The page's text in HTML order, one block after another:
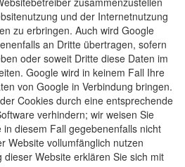
und der Internetnutzung
zu erbringen. Auch wird Google
an Dritte übertragen, sofern
oder soweit Dritte diese Daten im
Google wird in keinem Fall Ihre
von Google in Verbindung bringen.
Cookies durch eine entsprechende
verhindern; wir weisen Sie
diesem Fall gegebenenfalls nicht
Website vollumfänglich nutzen
Website erklären Sie sich mit